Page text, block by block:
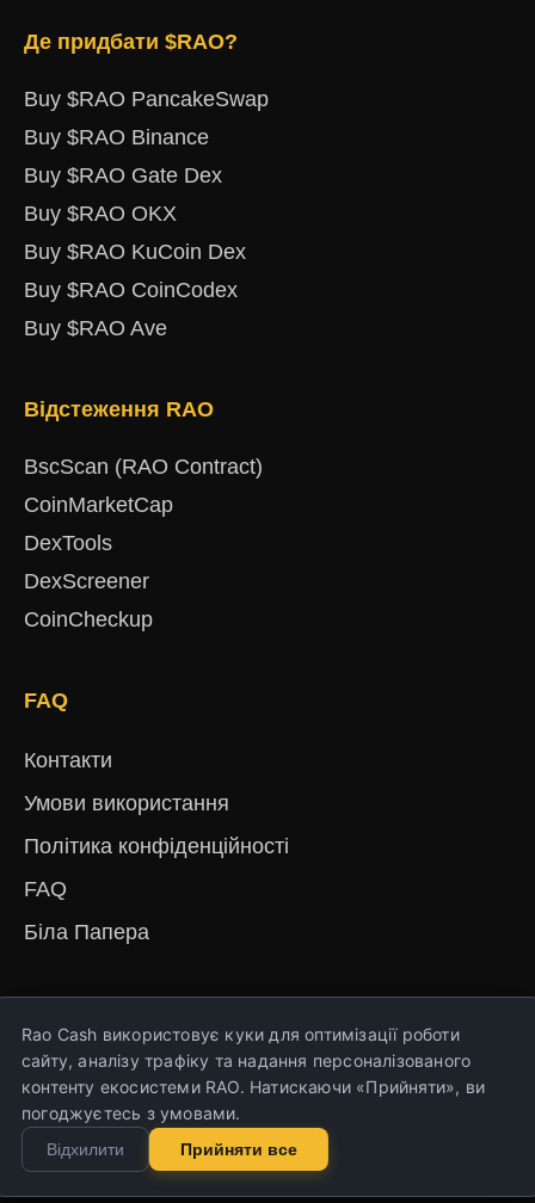
Де придбати $RAO?
Buy $RAO PancakeSwap
Buy $RAO Binance
Buy $RAO Gate Dex
Buy $RAO OKX
Buy $RAO KuCoin Dex
Buy $RAO CoinCodex
Buy $RAO Ave
Відстеження RAO
BscScan (RAO Contract)
CoinMarketCap
DexTools
DexScreener
CoinCheckup
FAQ
Контакти
Умови використання
Політика конфіденційності
FAQ
Біла Папера
English Español简体中文
TürkçePortuguêsNederlandsУкраїнська
Copyright © Rao Cash 2023-2026. Всі права
захищені!
Rao Cash використовує куки для оптимізації роботи
сайту, аналізу трафіку та надання персоналізованого
контенту екосистеми RAO. Натискаючи «Прийняти», ви
погоджуєтесь з умовами.
Відхилити Прийняти все